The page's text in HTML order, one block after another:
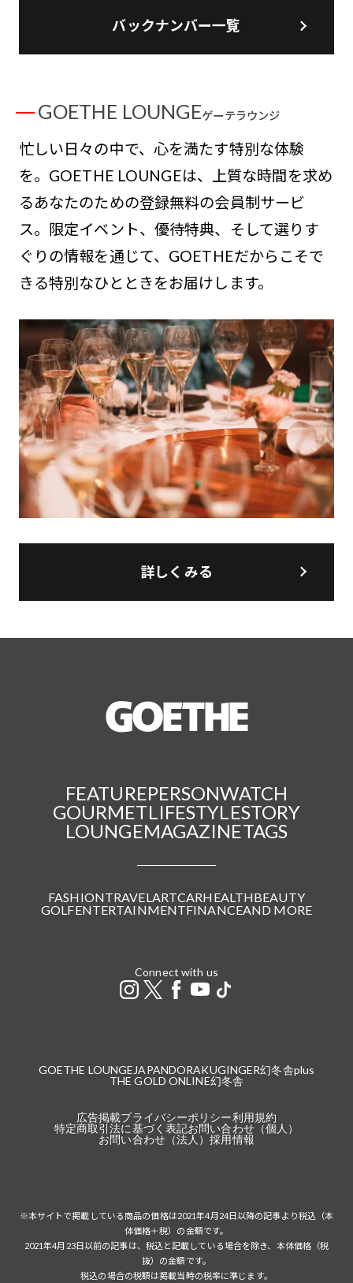
バックナンバー一覧
GOETHE LOUNGEゲーテラウンジ
忙しい日々の中で、心を満たす特別な体験
を。GOETHE LOUNGEは、上質な時間を求め
るあなたのための登録無料の会員制サービ
ス。限定イベント、優待特典、そして選りす
ぐりの情報を通じて、GOETHEだからこそで
きる特別なひとときをお届けします。
詳しくみる
FEATUREPERSONWATCH
GOURMETLIFESTYLESTORY
LOUNGEMAGAZINETAGS
FASHIONTRAVELARTCARHEALTHBEAUTY
GOLFENTERTAINMENTFINANCEAND MORE
Connect with us
GOETHE LOUNGEJAPANDORAKUGINGER幻冬舎plus
THE GOLD ONLINE幻冬舎
広告掲載プライバシーポリシー利用規約
特定商取引法に基づく表記お問い合わせ（個人）
お問い合わせ（法人）採用情報
※本サイトで掲載している商品の価格は2021年4月24日以降の記事より税込（本
体価格＋税）の金額です。
2021年4月23日以前の記事は、税込と記載している場合を除き、本体価格（税
抜）の金額です。
税込の場合の税額は掲載当時の税率に準じます。